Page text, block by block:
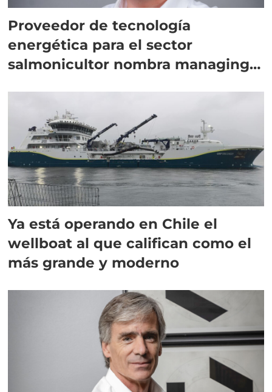
Proveedor de tecnología
energética para el sector
salmonicultor nombra managing
Ya está operando en Chile el
wellboat al que califican como el
más grande y moderno